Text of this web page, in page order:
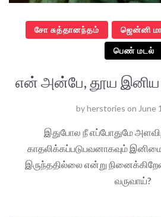
சோ சுத்தானந்தம் ஜென்னி
பெண் மடல்
என் அன்பே, தூய இனிய
byherstories on June
இதுபோல நீ எப்போதுமே
காதலிக்கப்படுபவனாகவும்
இருந்ததில்லை என்று
வருவாய்?